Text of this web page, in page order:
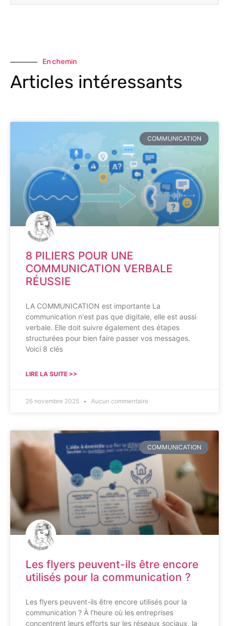
En chemin
Articles intéressants
COMMUNICATION
8 PILIERS POUR UNE
COMMUNICATION VERBALE
RÉUSSIE
LA COMMUNICATION est importante La
communication n'est pas que digitale, elle est aussi
verbale. Elle doit suivre également des étapes
structurées pour bien faire passer vos messages.
Voici 8 clés
LIRE LA SUITE >>
26 novembre 2025 Aucun commentaire
COMMUNICATION
Les flyers peuvent-ils être encore
utilisés pour la communication ?
Les flyers peuvent-ils être encore utilisés pour la
communication ? À l’heure où les entreprises
concentrent leurs efforts sur les réseaux sociaux, la